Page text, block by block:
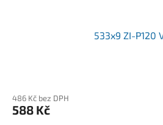
533x9 ZI-P120
486 Kč bez DPH
588 Kč